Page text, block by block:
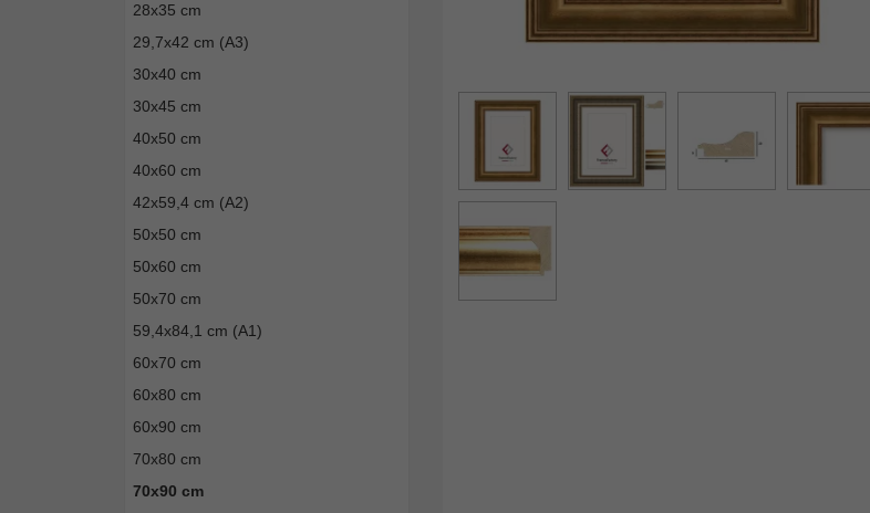
28x35 cm
29,7x42 cm (A3)
30x40 cm
30x45 cm
40x50 cm
40x60 cm
42x59,4 cm (A2)
50x50 cm
50x60 cm
50x70 cm
59,4x84,1 cm (A1)
60x70 cm
60x80 cm
60x90 cm
70x80 cm
70x90 cm